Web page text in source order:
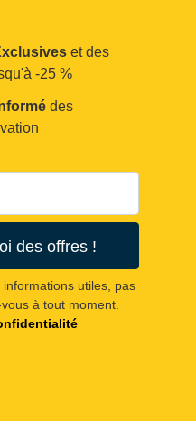
et des
-25 %
des
des offres !
utiles, pas
à tout moment.